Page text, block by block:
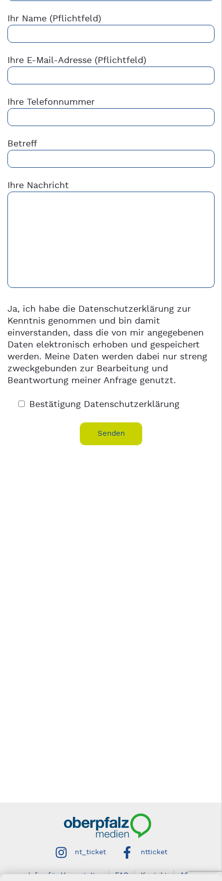
Ihr Name (Pflichtfeld)
Ihre E-Mail-Adresse (Pflichtfeld)
Ihre Telefonnummer
Betreff
Ihre Nachricht
Ja, ich habe die Datenschutzerklärung zur
Kenntnis genommen und bin damit
einverstanden, dass die von mir angegebenen
Daten elektronisch erhoben und gespeichert
werden. Meine Daten werden dabei nur streng
zweckgebunden zur Bearbeitung und
Beantwortung meiner Anfrage genutzt.
Bestätigung Datenschutzerklärung
nt_ticket ntticket
Infos für Veranstalter FAQ Kontakt AGB